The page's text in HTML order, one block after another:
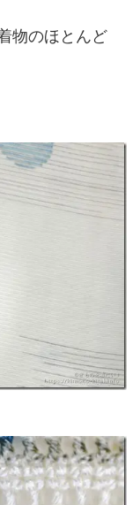
物のほとんど